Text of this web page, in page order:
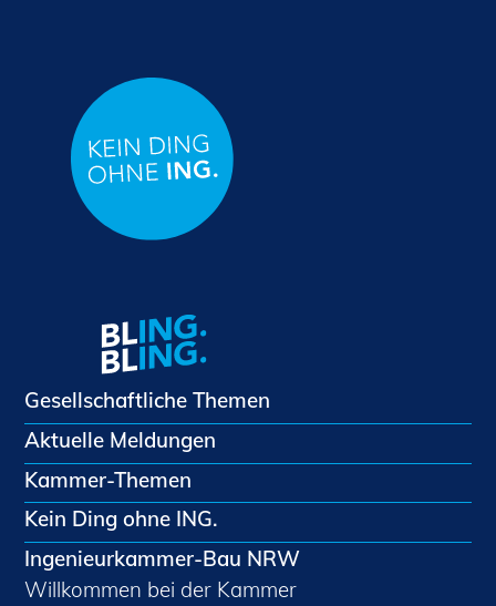
Gesellschaftliche Themen
Aktuelle Meldungen
Kammer-Themen
Kein Ding ohne ING.
Ingenieurkammer-Bau NRW
Willkommen bei der Kammer